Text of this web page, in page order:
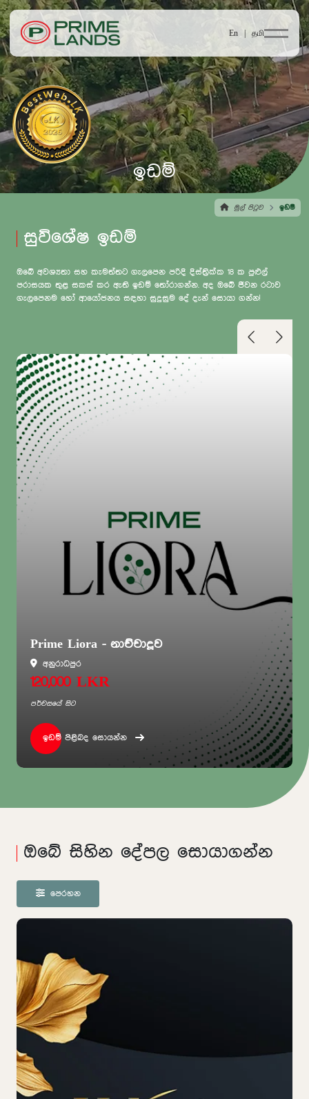
En | தமி
ඉඩම්
මුල් පිටුව ඉඩම්
සුවිශේෂ ඉඩම්
ඔබේ අවශ්‍යතා සහ කැමත්තට ගැලපෙන පරිදි දිස්ත්‍රික්ක 18 ක පුළුල්
පරාසයක තුළ සකස් කර ඇති ඉඩම් තෝරාගන්න. අද ඔබේ ජීවන රටාව
ගැලපෙනම හෝ ආයෝජනය සඳහා සුදුසුම දේ දැන් සොයා ගන්න!
Aventra - රාජගිරිය
ඉඩම් පිළිබද සොයන්න
ඔබේ සිහින දේපල සොයාගන්න
පෙරහන